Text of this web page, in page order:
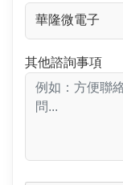
其他諮詢事項